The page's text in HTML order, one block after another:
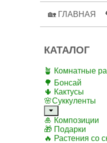
🏡 ГЛАВНАЯ
КАТАЛОГ
🪴 Комнатные
🌳 Бонсай
🌵 Кактусы
🌸Суккуленты
🎍 Композиции
🎁 Подарки
🔥 Растения со